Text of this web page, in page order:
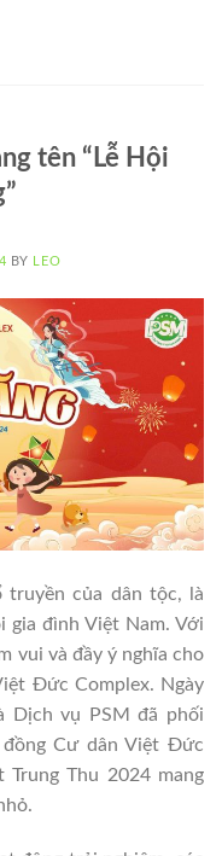
tên “Lễ Hội
BY LEO
của dân tộc, là
gia đình Việt Nam. Với
vui và đầy ý nghĩa cho
Đức Complex. Ngày
Dịch vụ PSM đã phối
Cư dân Việt Đức
Thu 2024 mang